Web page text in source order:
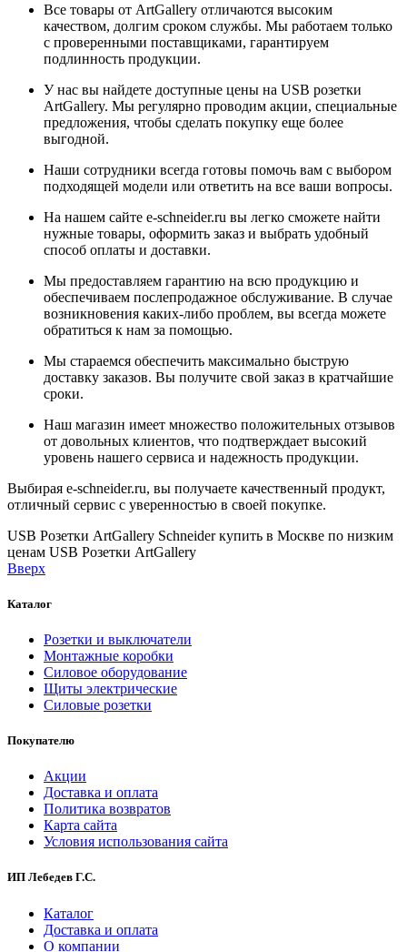
Все товары от ArtGallery отличаются высоким
качеством, долгим сроком службы. Мы работаем только
с проверенными поставщиками, гарантируем
подлинность продукции.
У нас вы найдете доступные цены на USB розетки
ArtGallery. Мы регулярно проводим акции, специальные
предложения, чтобы сделать покупку еще более
выгодной.
Наши сотрудники всегда готовы помочь вам с выбором
подходящей модели или ответить на все ваши вопросы.
На нашем сайте e-schneider.ru вы легко сможете найти
нужные товары, оформить заказ и выбрать удобный
способ оплаты и доставки.
Мы предоставляем гарантию на всю продукцию и
обеспечиваем послепродажное обслуживание. В случае
возникновения каких-либо проблем, вы всегда можете
обратиться к нам за помощью.
Мы стараемся обеспечить максимально быструю
доставку заказов. Вы получите свой заказ в кратчайшие
сроки.
Наш магазин имеет множество положительных отзывов
от довольных клиентов, что подтверждает высокий
уровень нашего сервиса и надежность продукции.
Выбирая e-schneider.ru, вы получаете качественный продукт,
отличный сервис с уверенностью в своей покупке.
USB Розетки ArtGallery Schneider купить в Москве по низким
ценам USB Розетки ArtGallery
Вверх
Каталог
Розетки и выключатели
Монтажные коробки
Силовое оборудование
Щиты электрические
Силовые розетки
Покупателю
Акции
Доставка и оплата
Политика возвратов
Карта сайта
Условия использования сайта
ИП Лебедев Г.С.
Каталог
Доставка и оплата
О компании